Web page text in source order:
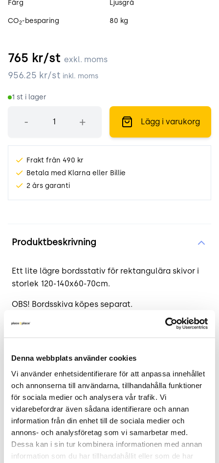
Denna webbplats använder cookies
Vi använder enhetsidentifierare för att anpassa innehållet
och annonserna till användarna, tillhandahålla funktioner
för sociala medier och analysera vår trafik. Vi
vidarebefordrar även sådana identifierare och annan
information från din enhet till de sociala medier och
annons- och analysföretag som vi samarbetar med.
Dessa kan i sin tur kombinera informationen med annan
information som du har tillhandahållit eller som de har
Färg Ljusgrå
CO2-besparing 80 kg
765 kr/st exkl. moms
956.25 kr/st inkl. moms
1 st i lager
- + Lägg i varukorg
Frakt från 490 kr
Betala med Klarna eller Billie
2 års garanti
Produktbeskrivning
Ett lite lägre bordsstativ för rektangulära skivor i
storlek 120-140x60-70cm.
OBS! Bordsskiva köpes separat.
Höjd 48 cm x Bredd 115 cm x Djup 52 cm.
guidehär!
>Har du frågor om produkten? Kontakta
kundservice via Chat eller 010 – 750 09 40
.
Leveranstid på produkten är från 1 vecka. I